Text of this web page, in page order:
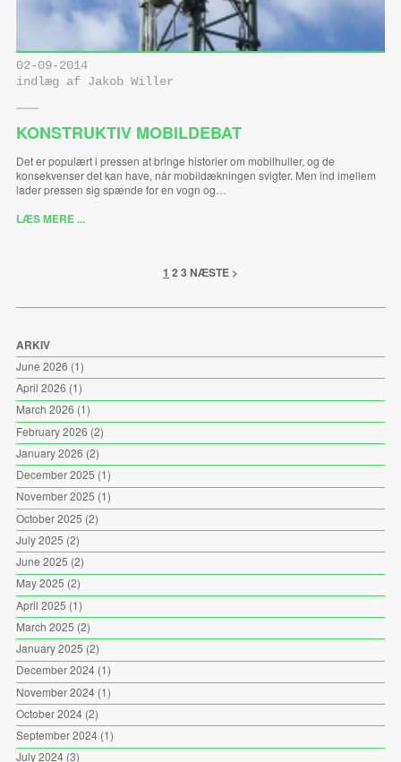
02-09-2014
indlæg af Jakob Willer
KONSTRUKTIV MOBILDEBAT
Det er populært i pressen at bringe historier om mobilhuller, og de
konsekvenser det kan have, når mobildækningen svigter. Men ind imellem
lader pressen sig spænde for en vogn og…
LÆS MERE ...
1 2 3 NÆSTE >
ARKIV
June 2026 (1)
April 2026 (1)
March 2026 (1)
February 2026 (2)
January 2026 (2)
December 2025 (1)
November 2025 (1)
October 2025 (2)
July 2025 (2)
June 2025 (2)
May 2025 (2)
April 2025 (1)
March 2025 (2)
January 2025 (2)
December 2024(1)
November 2024(1)
October 2024(2)
September 2024(1)
July 2024(3)